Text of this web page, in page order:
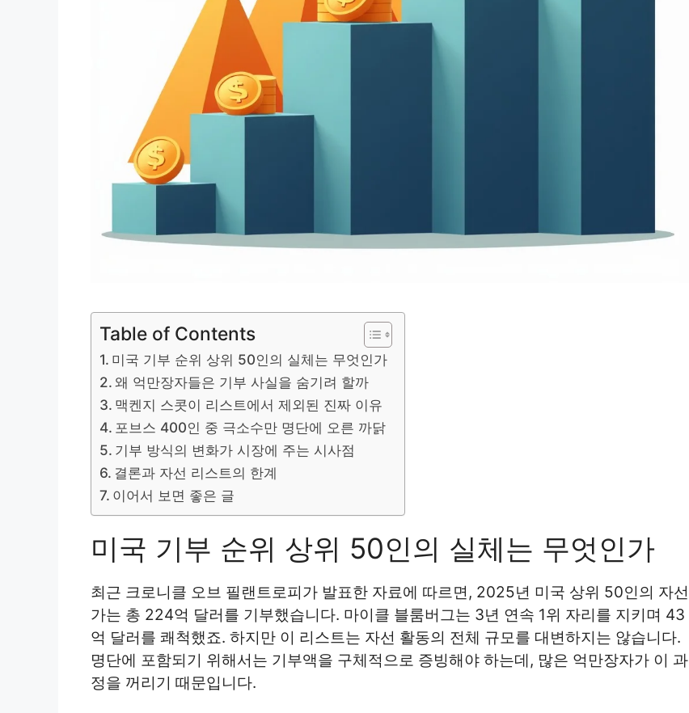
Table of Contents
미국 기부 순위 상위 50인의 실체는 무엇인가
왜 억만장자들은 기부 사실을 숨기려 할까
맥켄지 스콧이 리스트에서 제외된 진짜 이유
포브스 400인 중 극소수만 명단에 오른 까닭
기부 방식의 변화가 시장에 주는 시사점
결론과 자선 리스트의 한계
이어서 보면 좋은 글
미국 기부 순위 상위 50인의 실체는 무엇인가
최근 크로니클 오브 필랜트로피가 발표한 자료에 따르면, 2025년 미국 상위 50인의 자선
가는 총 224억 달러를 기부했습니다. 마이클 블룸버그는 3년 연속 1위 자리를 지키며 43
억 달러를 쾌척했죠. 하지만 이 리스트는 자선 활동의 전체 규모를 대변하지는 않습니다.
명단에 포함되기 위해서는 기부액을 구체적으로 증빙해야 하는데, 많은 억만장자가 이 과
정을 꺼리기 때문입니다.